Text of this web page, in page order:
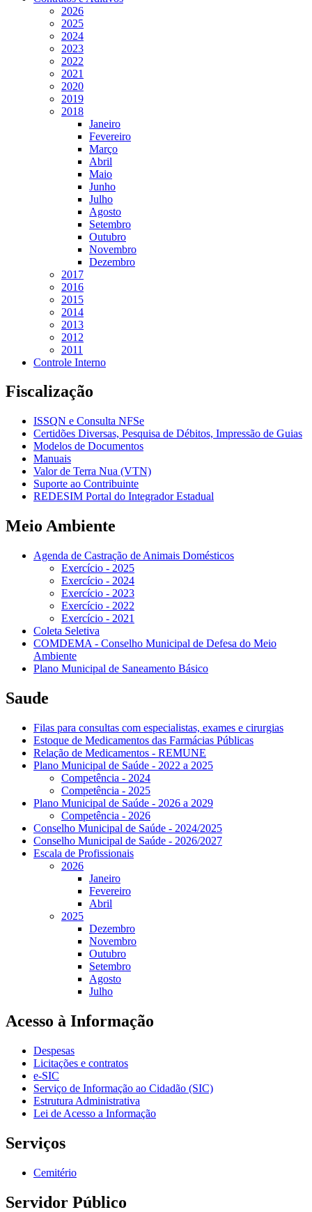
2026
2025
2024
2023
2022
2021
2020
2019
2018
Janeiro
Fevereiro
Março
Abril
Maio
Junho
Julho
Agosto
Setembro
Outubro
Novembro
Dezembro
2017
2016
2015
2014
2013
2012
2011
Controle Interno
Fiscalização
ISSQN e Consulta NFSe
Certidões Diversas, Pesquisa de Débitos, Impressão de Guias
Modelos de Documentos
Manuais
Valor de Terra Nua (VTN)
Suporte ao Contribuinte
REDESIM Portal do Integrador Estadual
Meio Ambiente
Agenda de Castração de Animais Domésticos
Exercício - 2025
Exercício - 2024
Exercício - 2023
Exercício - 2022
Exercício - 2021
Coleta Seletiva
COMDEMA - Conselho Municipal de Defesa do Meio
Ambiente
Plano Municipal de Saneamento Básico
Saude
Filas para consultas com especialistas, exames e cirurgias
Estoque de Medicamentos das Farmácias Públicas
Relação de Medicamentos - REMUNE
Plano Municipal de Saúde - 2022 a 2025
Competência - 2024
Competência - 2025
Plano Municipal de Saúde - 2026 a 2029
Competência - 2026
Conselho Municipal de Saúde - 2024/2025
Conselho Municipal de Saúde - 2026/2027
Escala de Profissionais
2026
Janeiro
Fevereiro
Abril
2025
Dezembro
Novembro
Outubro
Setembro
Agosto
Julho
Acesso à Informação
Despesas
Licitações e contratos
e-SIC
Serviço de Informação ao Cidadão (SIC)
Estrutura Administrativa
Lei de Acesso a Informação
Serviços
Cemitério
Servidor Público